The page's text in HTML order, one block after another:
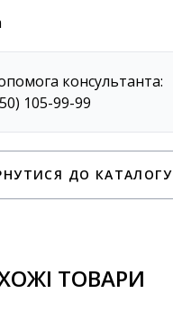
консультанта:
105-99-99
ДО КАТАЛОГУ
ТОВАРИ